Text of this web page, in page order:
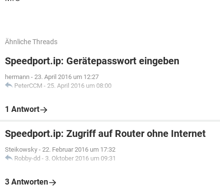
Ähnliche Threads
Speedport.ip: Gerätepasswort eingeben
hermann - 23. April 2016 um 12:27
PeterCCM - 25. April 2016 um 08:00
1 Antwort
Speedport.ip: Zugriff auf Router ohne Internet
Steikowsky - 22. Februar 2016 um 17:32
Robby-dd - 3. Oktober 2016 um 09:31
3 Antworten